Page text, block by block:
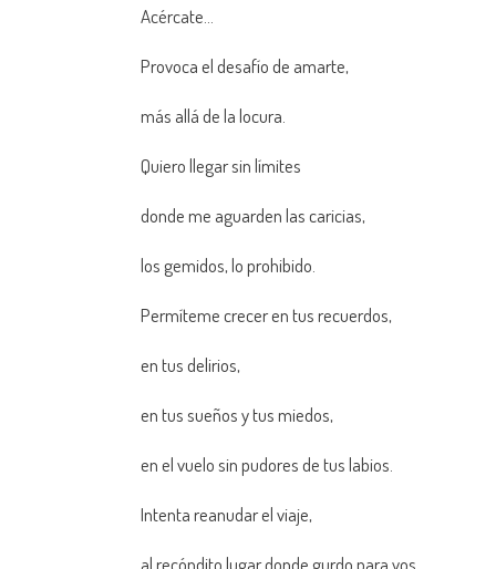
Acércate…
Provoca el desafío de amarte,
más allá de la locura.
Quiero llegar sin límites
donde me aguarden las caricias,
los gemidos, lo prohibido.
Permíteme crecer en tus recuerdos,
en tus delirios,
en tus sueños y tus miedos,
en el vuelo sin pudores de tus labios.
Intenta reanudar el viaje,
al recóndito lugar donde gurdo para vos,